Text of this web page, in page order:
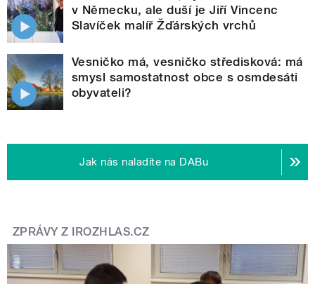
v Německu, ale duší je Jiří Vincenc
Slavíček malíř Žďárských vrchů
Vesničko má, vesničko středisková: má
smysl samostatnost obce s osmdesáti
obyvateli?
Jak nás naladíte na DABu
ZPRÁVY Z IROZHLAS.CZ